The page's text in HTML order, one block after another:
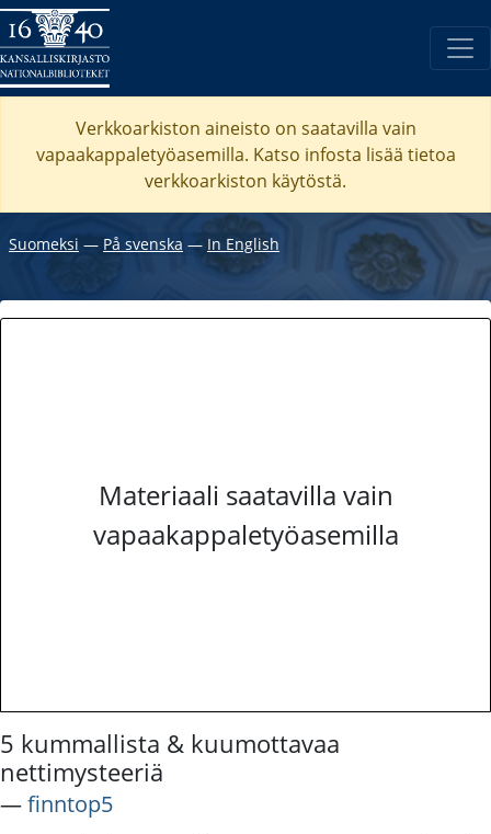
Verkkoarkiston aineisto on saatavilla vain
vapaakappaletyöasemilla. Katso infosta lisää tietoa
verkkoarkiston käytöstä.
Suomeksi ― På svenska ― In English
Materiaali saatavilla vain
vapaakappaletyöasemilla
5 kummallista & kuumottavaa
nettimysteeriä
―finntop5